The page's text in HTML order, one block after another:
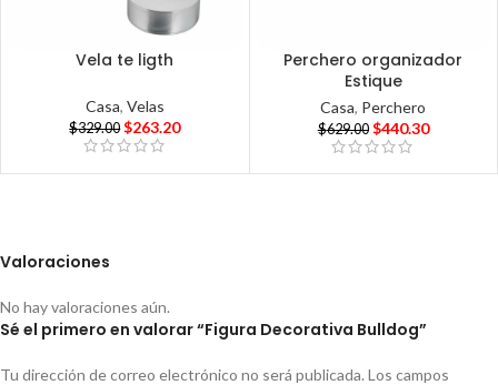
Vela te ligth
Casa, Velas
$329.00 $263.20
Perchero organizador
Estique
Casa, Perchero
$629.00 $440.30
Valoraciones
No hay valoraciones aún.
Sé el primero en valorar “Figura Decorativa Bulldog”
Tu dirección de correo electrónico no será publicada. Los campos